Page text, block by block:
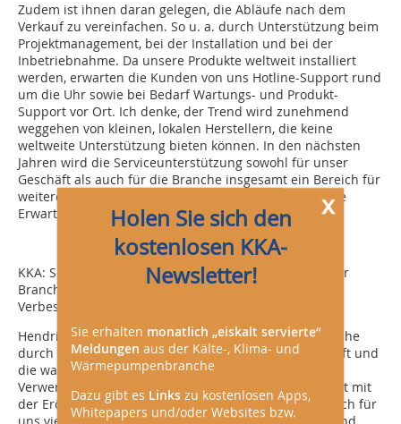
Zudem ist ihnen daran gelegen, die Abläufe nach dem
Verkauf zu vereinfachen. So u. a. durch Unterstützung beim
Projektmanagement, bei der Installation und bei der
Inbetriebnahme. Da unsere Produkte weltweit installiert
werden, erwarten die Kunden von uns Hotline-Support rund
um die Uhr sowie bei Bedarf Wartungs- und Produkt-
Support vor Ort. Ich denke, der Trend wird zunehmend
weggehen von kleinen, lokalen Herstellern, die keine
weltweite Unterstützung bieten können. In den nächsten
Jahren wird die Serviceunterstützung sowohl für unser
Geschäft als auch für die Branche insgesamt ein Bereich für
weitere Verbesserungen und Investitionen sein, da die
Erwartungen der Kunden weiter steigen.
KKA: Sehen Sie im Hinblick auf die Modernisierung der
Branche noch in anderer Hinsicht
Verbesserungsmöglichkeiten?
Hendricks: Meines Erachtens wird es in unserer Branche
durch die Veränderung der regulatorischen Landschaft und
die wachsenden Kundenerwartungen auch künftig
Verwerfungen geben. Bei Hyfra verbringen wir viel Zeit mit
der Erörterung unserer digitalen Strategie. Hier hat sich für
x
Holen Sie sich den
kostenlosen KKA-
Newsletter!
Sie erhalten monatlich „eiskalt servierte“
Meldungen aus der Kälte-, Klima- und
Wärmepumpenbranche
Dazu gibt es Links zu kostenlosen Apps,
Whitepapers und/oder Websites bzw.